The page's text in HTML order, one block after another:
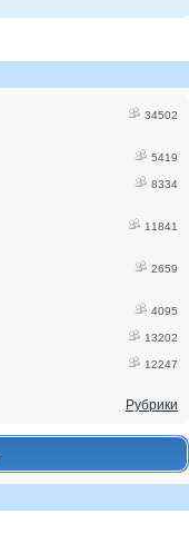
34502
5419
8334
11841
2659
4095
13202
12247
Рубрики